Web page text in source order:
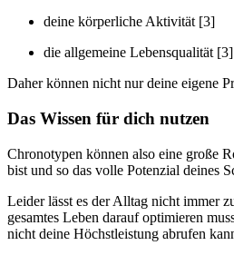
deine körperliche Aktivität [3]
die allgemeine Lebensqualität [3]
Daher können nicht nur deine eigene
Das Wissen für dich nutzen
Chronotypen können also eine große
bist und so das volle Potenzial deines
Leider lässt es der Alltag nicht immer
gesamtes Leben darauf optimieren
nicht deine Höchstleistung abrufen